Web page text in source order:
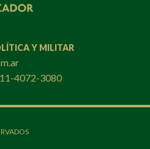
Y MILITAR
4072-3080